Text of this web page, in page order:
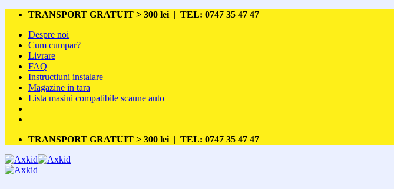
Skip
content
TRANSPORT GRATUIT > 300 lei | TEL: 0747 35 47 47
Despre noi
Cum cumpar?
Livrare
FAQ
Instructiuni instalare
Magazine in tara
Lista masini compatibile scaune auto
TRANSPORT GRATUIT > 300 lei | TEL: 0747 35 47 47